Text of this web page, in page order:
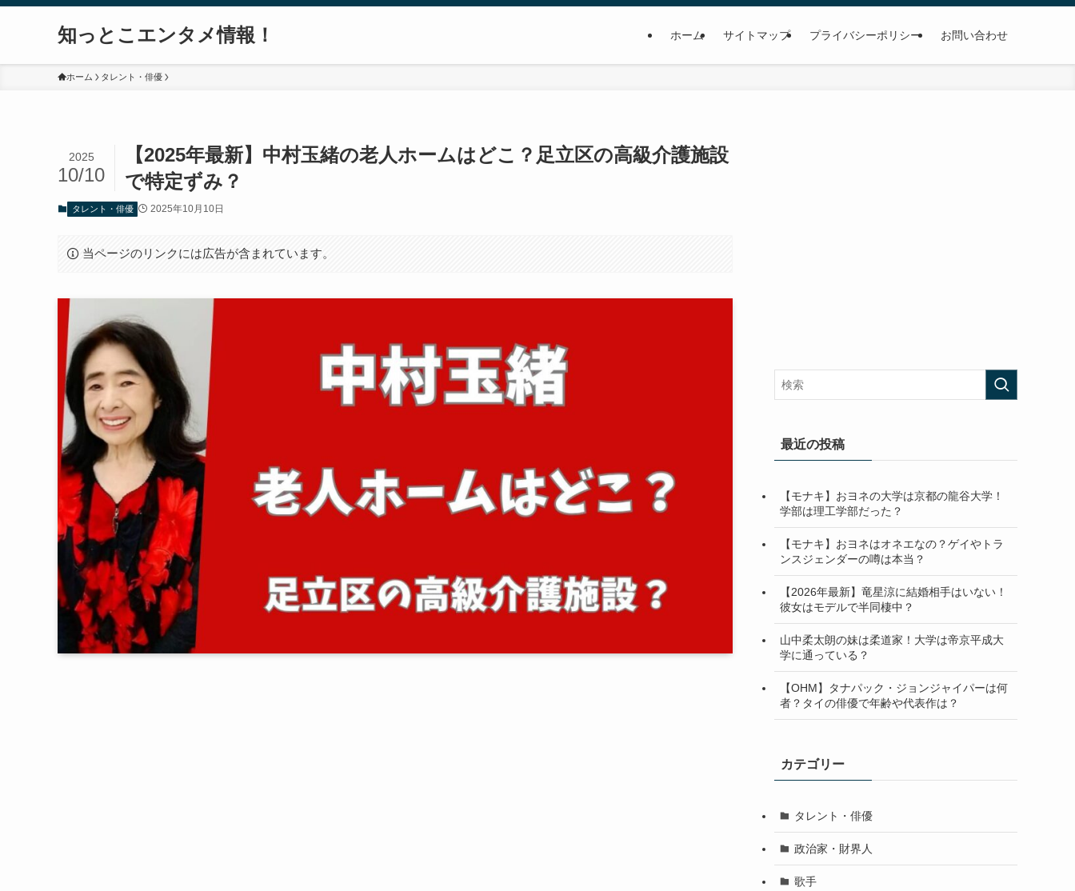
知っとこエンタメ情報！ ホーム サイトマップ プライバシーポリシー お問い合わせ
ホーム タレント・俳優
【2025年最新】中村玉緒の老人ホームはどこ？足立区の高級介護施設
で特定ずみ？
2025
10/10
タレント・俳優 2025年10月10日
当ページのリンクには広告が含まれています。
最近の投稿
【モナキ】おヨネの大学は京都の龍谷大学！
学部は理工学部だった？
【モナキ】おヨネはオネエなの？ゲイやトラ
ンスジェンダーの噂は本当？
【2026年最新】竜星涼に結婚相手はいない！
彼女はモデルで半同棲中？
山中柔太朗の妹は柔道家！大学は帝京平成大
学に通っている？
【OHM】タナパック・ジョンジャイパーは何
者？タイの俳優で年齢や代表作は？
カテゴリー
タレント・俳優
政治家・財界人
歌手